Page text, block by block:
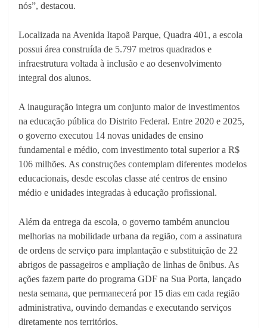
nós”, destacou.
Localizada na Avenida Itapoã Parque, Quadra 401, a escola
possui área construída de 5.797 metros quadrados e
infraestrutura voltada à inclusão e ao desenvolvimento
integral dos alunos.
A inauguração integra um conjunto maior de investimentos
na educação pública do Distrito Federal. Entre 2020 e 2025,
o governo executou 14 novas unidades de ensino
fundamental e médio, com investimento total superior a R$
106 milhões. As construções contemplam diferentes modelos
educacionais, desde escolas classe até centros de ensino
médio e unidades integradas à educação profissional.
Além da entrega da escola, o governo também anunciou
melhorias na mobilidade urbana da região, com a assinatura
de ordens de serviço para implantação e substituição de 22
abrigos de passageiros e ampliação de linhas de ônibus. As
ações fazem parte do programa GDF na Sua Porta, lançado
nesta semana, que permanecerá por 15 dias em cada região
administrativa, ouvindo demandas e executando serviços
diretamente nos territórios.